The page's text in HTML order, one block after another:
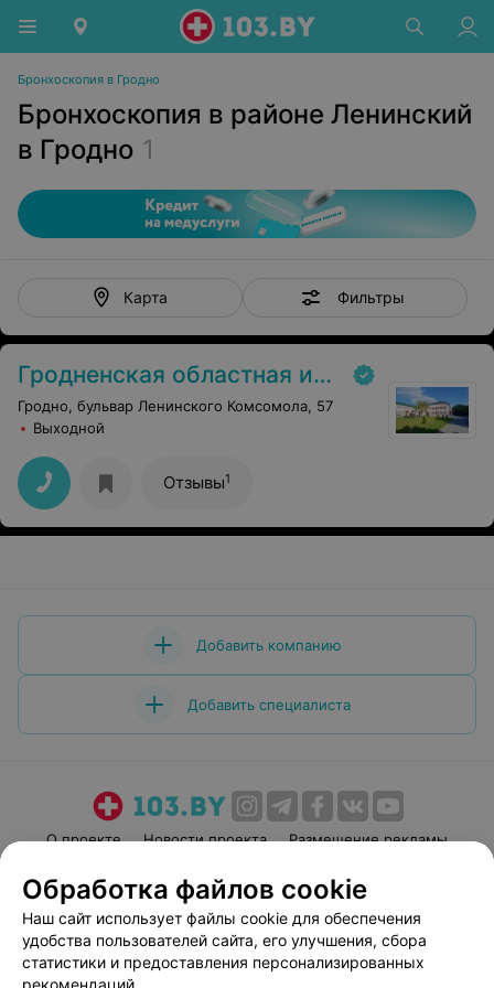
Бронхоскопия в Гродно
Бронхоскопия в районе Ленинский
в Гродно 1
Карта Фильтры
Гродненская областная инфекционная клиническая больница
Гродно, бульвар Ленинского Комсомола, 57
Выходной
Отзывы1
Добавить компанию
Добавить специалиста
О проекте Новости проекта
Размещение рекламы
Пользовательское соглашение
Способы оплаты
Вакансии
Партнеры
Написать руководителю 103.by
Обработка файлов cookie
Наш сайт использует файлы cookie для обеспечения
удобства пользователей сайта, его улучшения, сбора
статистики и предоставления персонализированных
рекомендаций.